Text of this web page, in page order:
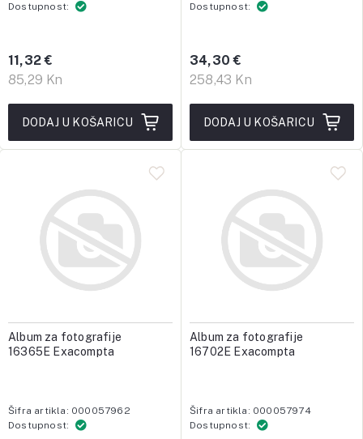
Dostupnost:
85,29 Kn
11,32 €
DODAJ U KOŠARICU
Dostupnost:
258,43 Kn
34,30 €
DODAJ U KOŠARICU
Album za fotografije
16365E Exacompta
Šifra artikla: 000057962
Dostupnost:
Album za fotografije
16702E Exacompta
Šifra artikla: 000057974
Dostupnost: